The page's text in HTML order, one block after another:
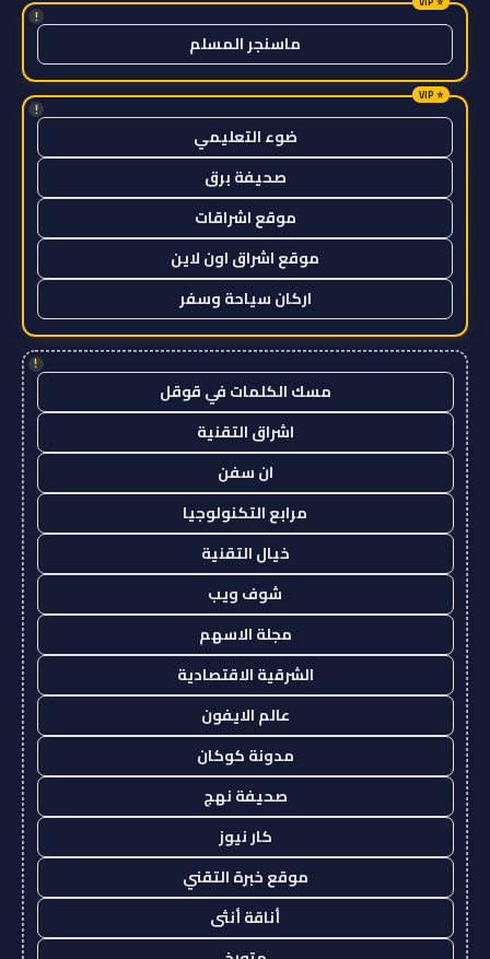
!
ماسنجر المسلم
!
ضوء التعليمي
صحيفة برق
موقع اشراقات
موقع اشراق اون لاين
اركان سياحة وسفر
!
مسك الكلمات في قوقل
اشراق التقنية
ان سفن
مرابع التكنولوجيا
خيال التقنية
شوف ويب
مجلة الاسهم
الشرقية الاقتصادية
عالم الايفون
مدونة كوكان
صحيفة نهج
كار نيوز
موقع خبرة التقني
أناقة أنثى